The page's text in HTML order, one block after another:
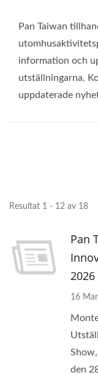
Pan Taiwan
information och
utställningarna.
uppdaterade
Resultat 1 - 12 av 18
Pan
2026
16
den